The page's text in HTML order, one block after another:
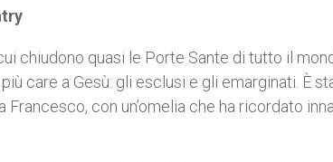
e
b
o
k
r
chiudono quasi le Porte Sante di tutto il
care a Gesù: gli esclusi e gli emarginati. È
Francesco, con un’omelia che ha ricordato